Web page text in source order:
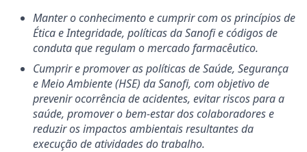
Manter o conhecimento e cumprir com os princípios de
Ética e Integridade, políticas da Sanofi e códigos de
conduta que regulam o mercado farmacêutico.
Cumprir e promover as políticas de Saúde, Segurança
e Meio Ambiente (HSE) da Sanofi, com objetivo de
prevenir ocorrência de acidentes, evitar riscos para a
saúde, promover o bem-estar dos colaboradores e
reduzir os impactos ambientais resultantes da
execução de atividades do trabalho.